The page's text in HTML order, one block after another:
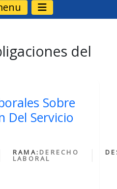
del
Sobre
Del Servicio
RAMA: DERECHO
LABORAL